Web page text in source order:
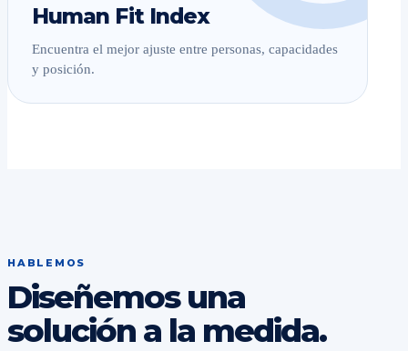
Human Fit Index
Encuentra el mejor ajuste entre personas, capacidades
y posición.
HABLEMOS
Diseñemos una
solución a la medida.